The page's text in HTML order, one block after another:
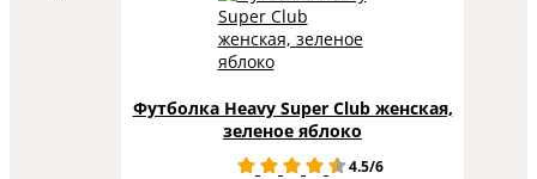
Футболка Heavy Super Club женская,
зеленое яблоко
4.5/6